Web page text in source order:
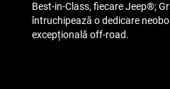
Best-in-Class, fiecare Jeep®;
întruchipează o dedicare
excepțională off-road.